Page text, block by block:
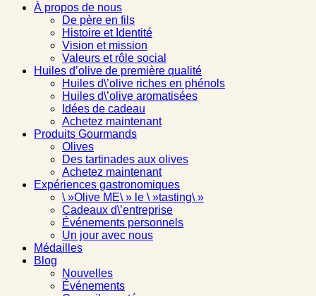
À propos de nous
De père en fils
Histoire et Identité
Vision et mission
Valeurs et rôle social
Huiles d’olive de première qualité
Huiles d\’olive riches en phénols
Huiles d\’olive aromatisées
Idées de cadeau
Achetez maintenant
Produits Gourmands
Olives
Des tartinades aux olives
Achetez maintenant
Expériences gastronomiques
\ »Olive ME\ » le \ »tasting\ »
Cadeaux d\’entreprise
Événements personnels
Un jour avec nous
Médailles
Blog
Nouvelles
Événements